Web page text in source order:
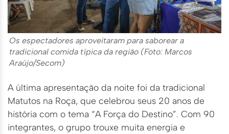
Os espectadores aproveitaram para saborear a
tradicional comida típica da região (Foto: Marcos
Araújo/Secom)
A última apresentação da noite foi da tradicional
Matutos na Roça, que celebrou seus 20 anos de
história com o tema “A Força do Destino”. Com 90
integrantes, o grupo trouxe muita energia e